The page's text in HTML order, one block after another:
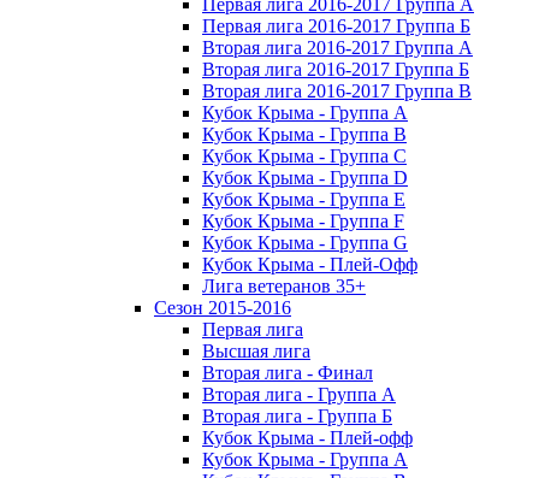
Первая лига 2016-2017 Группа Б
Вторая лига 2016-2017 Группа А
Вторая лига 2016-2017 Группа Б
Вторая лига 2016-2017 Группа В
Кубок Крыма - Группа A
Кубок Крыма - Группа B
Кубок Крыма - Группа C
Кубок Крыма - Группа D
Кубок Крыма - Группа E
Кубок Крыма - Группа F
Кубок Крыма - Группа G
Кубок Крыма - Плей-Офф
Лига ветеранов 35+
Сезон 2015-2016
Первая лига
Высшая лига
Вторая лига - Финал
Вторая лига - Группа А
Вторая лига - Группа Б
Кубок Крыма - Плей-офф
Кубок Крыма - Группа A